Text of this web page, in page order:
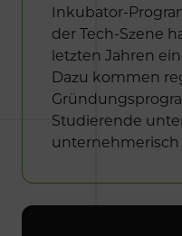
Inkubator-
der Tech-Szene
letzten Jahren
Dazu kommen
Studierende